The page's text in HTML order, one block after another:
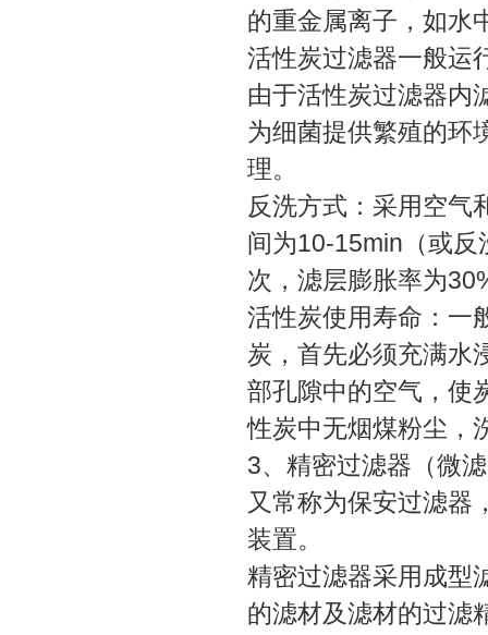
的重金属离子，如水
活性炭过滤器一般运
由于活性炭过滤器内
为细菌提供繁殖的环
理。
反洗方式：采用空气
间为10-15min（或
次，滤层膨胀率为
活性炭使用寿命：一
炭，首先必须充满水
部孔隙中的空气，使
性炭中无烟煤粉尘，
3、精密过滤器（微
又常称为保安过滤器
装置。
精密过滤器采用成型
的滤材及滤材的过滤